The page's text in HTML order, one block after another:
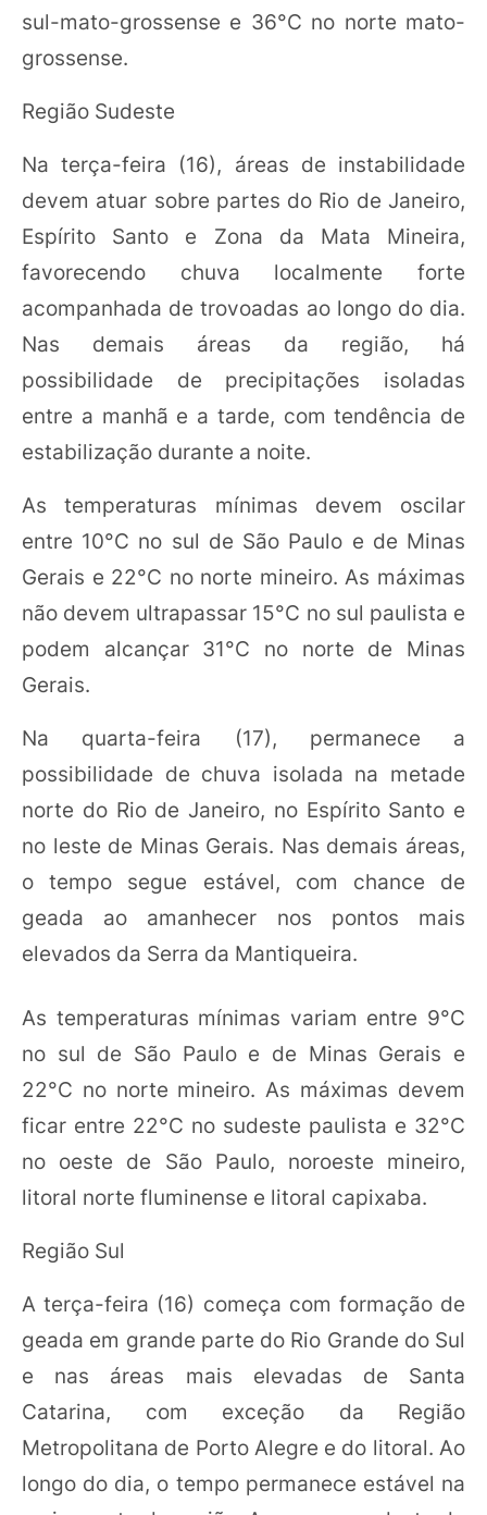
sul-mato-grossense e 36°C no norte mato-
grossense.
Região Sudeste
Na terça-feira (16), áreas de instabilidade
devem atuar sobre partes do Rio de Janeiro,
Espírito Santo e Zona da Mata Mineira,
favorecendo chuva localmente forte
acompanhada de trovoadas ao longo do dia.
Nas demais áreas da região, há
possibilidade de precipitações isoladas
entre a manhã e a tarde, com tendência de
estabilização durante a noite.
As temperaturas mínimas devem oscilar
entre 10°C no sul de São Paulo e de Minas
Gerais e 22°C no norte mineiro. As máximas
não devem ultrapassar 15°C no sul paulista e
podem alcançar 31°C no norte de Minas
Gerais.
Na quarta-feira (17), permanece a
possibilidade de chuva isolada na metade
norte do Rio de Janeiro, no Espírito Santo e
no leste de Minas Gerais. Nas demais áreas,
o tempo segue estável, com chance de
geada ao amanhecer nos pontos mais
elevados da Serra da Mantiqueira.
As temperaturas mínimas variam entre 9°C
no sul de São Paulo e de Minas Gerais e
22°C no norte mineiro. As máximas devem
ficar entre 22°C no sudeste paulista e 32°C
no oeste de São Paulo, noroeste mineiro,
litoral norte fluminense e litoral capixaba.
Região Sul
A terça-feira (16) começa com formação de
geada em grande parte do Rio Grande do Sul
e nas áreas mais elevadas de Santa
Catarina, com exceção da Região
Metropolitana de Porto Alegre e do litoral. Ao
longo do dia, o tempo permanece estável na